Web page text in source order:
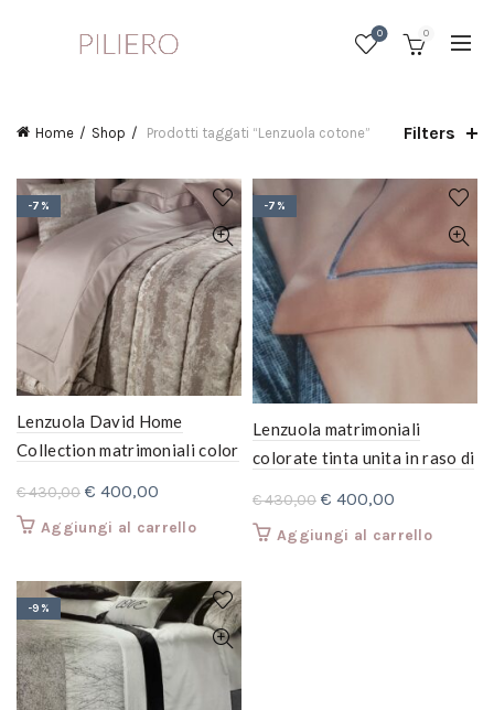
0 0
Home Shop Prodotti taggati “Lenzuola cotone” Filters
-7%
Lenzuola David Home
Collection matrimoniali color
€430,00 Il
prezzo
€ 430,00.
€ 400,00
prezzo
€ 400,00.
Aggiungi al carrello
-7%
Lenzuola matrimoniali
colorate tinta unita in raso di
€430,00 Il
prezzo
€ 400,00
prezzo
Aggiungi al carrello
-9%